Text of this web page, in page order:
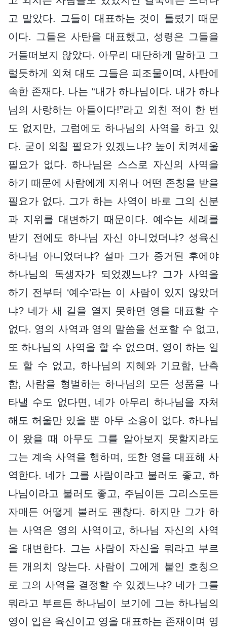
고 말았다. 그들이 대표하는 것이 틀렸기 때문
이다. 그들은 사탄을 대표했고, 성령은 그들을
거들떠보지 않았다. 아무리 대단하게 말하고 그
럴듯하게 외쳐 대도 그들은 피조물이며, 사탄에
속한 존재다. 나는 “내가 하나님이다. 내가 하나
님의 사랑하는 아들이다!”라고 외친 적이 한 번
도 없지만, 그럼에도 하나님의 사역을 하고 있
다. 굳이 외칠 필요가 있겠느냐? 높이 치켜세울
필요가 없다. 하나님은 스스로 자신의 사역을
하기 때문에 사람에게 지위나 어떤 존칭을 받을
필요가 없다. 그가 하는 사역이 바로 그의 신분
과 지위를 대변하기 때문이다. 예수는 세례를
받기 전에도 하나님 자신 아니었더냐? 성육신
하나님 아니었더냐? 설마 그가 증거된 후에야
하나님의 독생자가 되었겠느냐? 그가 사역을
하기 전부터 ‘예수’라는 이 사람이 있지 않았더
냐? 네가 새 길을 열지 못하면 영을 대표할 수
없다. 영의 사역과 영의 말씀을 선포할 수 없고,
또 하나님의 사역을 할 수 없으며, 영이 하는 일
도 할 수 없고, 하나님의 지혜와 기묘함, 난측
함, 사람을 형벌하는 하나님의 모든 성품을 나
타낼 수도 없다면, 네가 아무리 하나님을 자처
해도 허울만 있을 뿐 아무 소용이 없다. 하나님
이 왔을 때 아무도 그를 알아보지 못할지라도
그는 계속 사역을 행하며, 또한 영을 대표해 사
역한다. 네가 그를 사람이라고 불러도 좋고, 하
나님이라고 불러도 좋고, 주님이든 그리스도든
자매든 어떻게 불러도 괜찮다. 하지만 그가 하
는 사역은 영의 사역이고, 하나님 자신의 사역
을 대변한다. 그는 사람이 자신을 뭐라고 부르
든 개의치 않는다. 사람이 그에게 붙인 호칭으
로 그의 사역을 결정할 수 있겠느냐? 네가 그를
뭐라고 부르든 하나님이 보기에 그는 하나님의
영이 입은 육신이고 영을 대표하는 존재이며 영